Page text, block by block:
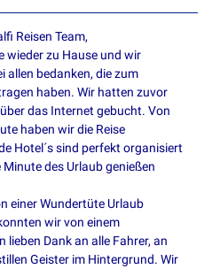
Reisen Team,
wieder zu Hause und wir
allen bedanken, die zum
haben. Wir hatten zuvor
das Internet gebucht. Von
haben wir die Reise
Hotel´s sind perfekt organisiert
des Urlaub genießen
einer Wundertüte Urlaub
wir von einem
lieben Dank an alle Fahrer, an
Geister im Hintergrund. Wir